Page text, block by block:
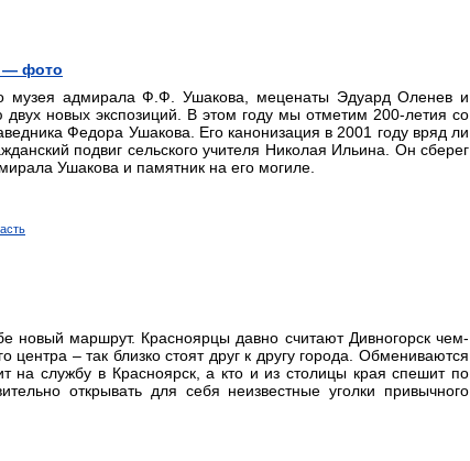
— фото
музея адмирала Ф.Ф. Ушакова, меценаты Эдуард Оленев и
новых экспозиций. В этом году мы отметим 200-летия со
Федора Ушакова. Его канонизация в 2001 году вряд ли
подвиг сельского учителя Николая Ильина. Он сберег
Ушакова и памятник на его могиле.
новый маршрут. Красноярцы давно считают Дивногорск чем-
центра – так близко стоят друг к другу города. Обмениваются
на службу в Красноярск, а кто и из столицы края спешит по
открывать для себя неизвестные уголки привычного